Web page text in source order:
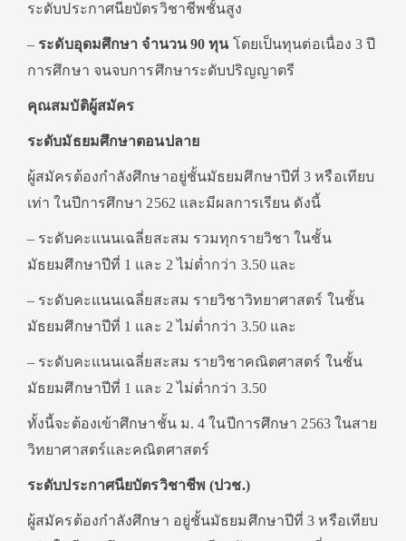
ระดับประกาศนียบัตรวิชาชีพชั้นสูง
– ระดับอุดมศึกษา จํานวน 90 ทุนโดยเป็นทุนต่อเนื่อง 3 ปี
การศึกษา จนจบการศึกษาระดับปริญญาตรี
คุณสมบัติผู้สมัคร
ระดับมัธยมศึกษาตอนปลาย
ผู้สมัครต้องกําลังศึกษาอยู่ชั้นมัธยมศึกษาปีที่ 3 หรือเทียบ
เท่า ในปีการศึกษา 2562 และมีผลการเรียน ดังนี้
– ระดับคะแนนเฉลี่ยสะสม รวมทุกรายวิชา ในชั้น
มัธยมศึกษาปีที่ 1 และ 2 ไม่ต่ำกว่า 3.50 และ
– ระดับคะแนนเฉลี่ยสะสม รายวิชาวิทยาศาสตร์ ในชั้น
มัธยมศึกษาปีที่ 1 และ 2 ไม่ต่ำกว่า 3.50 และ
– ระดับคะแนนเฉลี่ยสะสม รายวิชาคณิตศาสตร์ ในชั้น
มัธยมศึกษาปีที่ 1 และ 2 ไม่ต่ำกว่า 3.50
ทั้งนี้จะต้องเข้าศึกษาชั้น ม. 4 ในปีการศึกษา 2563 ในสาย
วิทยาศาสตร์และคณิตศาสตร์
ระดับประกาศนียบัตรวิชาชีพ (ปวช.)
ผู้สมัครต้องกําลังศึกษา อยู่ชั้นมัธยมศึกษาปีที่ 3 หรือเทียบ